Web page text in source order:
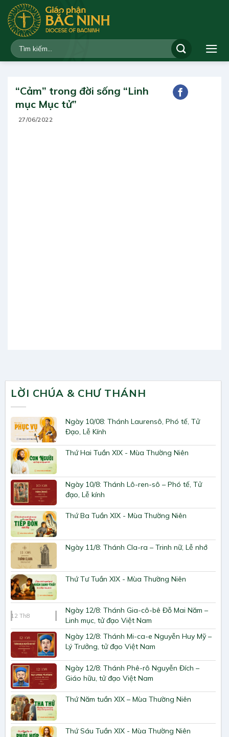
qua
dung
“Cảm” trong đời sống “Linh
mục Mục tử”
27/06/2022
LỜI CHÚA & CHƯ THÁNH
Ngày 10/08: Thánh Laurensô, Phó tế, Tử
Đạo, Lễ Kính
Thứ Hai Tuần XIX - Mùa Thường Niên
Ngày 10/8: Thánh Lô-ren-sô – Phó tế, Tử
đạo, Lễ kính
Thứ Ba Tuần XIX - Mùa Thường Niên
Ngày 11/8: Thánh Cla-ra – Trinh nữ, Lễ nhớ
Thứ Tư Tuần XIX - Mùa Thường Niên
12 Th8
Ngày 12/8: Thánh Gia-cô-bê Đỗ Mai Năm –
Linh mục, tử đạo Việt Nam
Ngày 12/8: Thánh Mi-ca-e Nguyễn Huy Mỹ –
Lý Trưởng, tử đạo Việt Nam
Ngày 12/8: Thánh Phê-rô Nguyễn Đích –
Giáo hữu, tử đạo Việt Nam
Thứ Năm tuần XIX – Mùa Thường Niên
Thứ Sáu Tuần XIX - Mùa Thường Niên